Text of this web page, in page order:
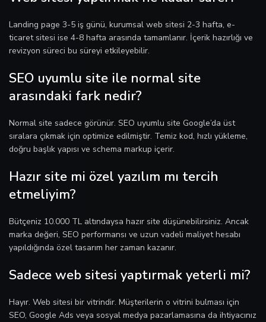
Landing page 3-5 iş günü, kurumsal web sitesi 2-3 hafta, e-
ticaret sitesi ise 4-8 hafta arasında tamamlanır. İçerik hazırlığı ve
revizyon süreci bu süreyi etkileyebilir.
SEO uyumlu site ile normal site
arasındaki fark nedir?
Normal site sadece görünür. SEO uyumlu site Google’da üst
sıralara çıkmak için optimize edilmiştir. Temiz kod, hızlı yükleme,
doğru başlık yapısı ve schema markup içerir.
Hazır site mi özel yazılım mı tercih
etmeliyim?
Bütçeniz 10.000 TL altındaysa hazır site düşünebilirsiniz. Ancak
marka değeri, SEO performansı ve uzun vadeli maliyet hesabı
yapıldığında özel tasarım her zaman kazanır.
Sadece web sitesi yaptırmak yeterli mi?
Hayır. Web sitesi bir vitrindir. Müşterilerin o vitrini bulması için
SEO, Google Ads veya sosyal medya pazarlamasına da ihtiyacınız